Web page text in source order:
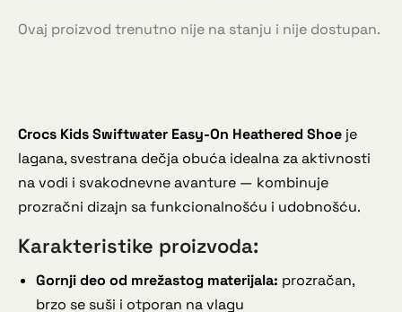
Ovaj proizvod trenutno nije na stanju i nije dostupan.
Crocs Kids Swiftwater Easy-On Heathered Shoe je
lagana, svestrana dečja obuća idealna za aktivnosti
na vodi i svakodnevne avanture — kombinuje
prozračni dizajn sa funkcionalnošću i udobnošću.
Karakteristike proizvoda:
Gornji deo od mrežastog materijala: prozračan,
brzo se suši i otporan na vlagu